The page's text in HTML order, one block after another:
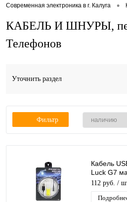
Современная электроника в г. Калуга •
КАБЕЛЬ И ШНУРЫ,
Телефонов
Уточнить раздел
Фильтр
Кабель
Luck G7
съемный,
длина 1м
112 руб. /